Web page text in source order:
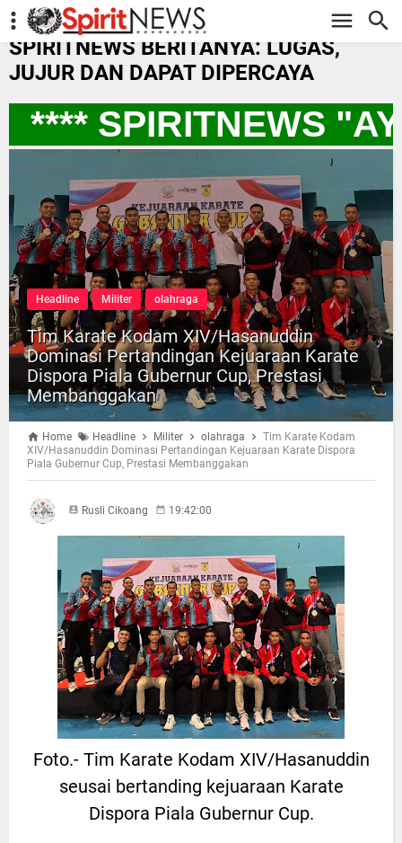
-->
SPIRITNEWS BERITANYA: LUGAS,
JUJUR DAN DAPAT DIPERCAYA
SPIRITNEWS
Headline Militer olahraga
Tim Karate Kodam XIV/Hasanuddin
Dominasi Pertandingan Kejuaraan Karate
Dispora Piala Gubernur Cup, Prestasi
Membanggakan
Home Headline Militer olahraga
Tim Karate Kodam
XIV/Hasanuddin Dominasi Pertandingan Kejuaraan Karate Dispora
Piala Gubernur Cup, Prestasi Membanggakan
Rusli Cikoang 19:42:00
Foto.- Tim Karate Kodam XIV/Hasanuddin
seusai bertanding kejuaraan Karate
Dispora Piala Gubernur Cup.